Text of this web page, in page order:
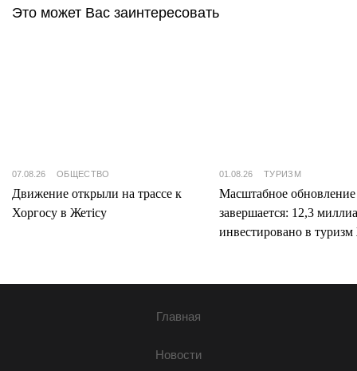
Это может Вас заинтересовать
07.08.26 ОБЩЕСТВО
Движение открыли на трассе к
Хоргосу в Жетісу
01.08.26 ТУРИЗМ
Масштабное
завершается: 12,3
инвестировано в туризм
Главная
Новости